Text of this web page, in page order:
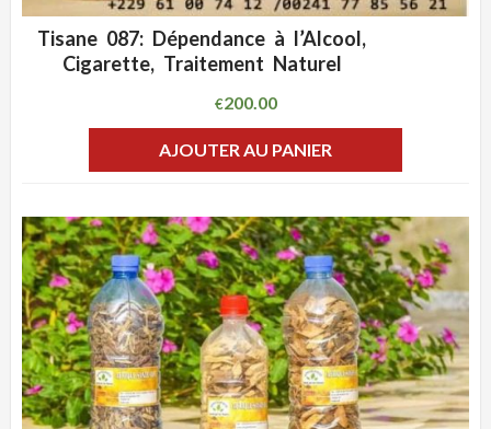
CLIQUEZ POUR VOIR
ADD WISHLIST
Tisane 087: Dépendance à l’Alcool,
Cigarette, Traitement Naturel
€200.00
AJOUTER AU PANIER